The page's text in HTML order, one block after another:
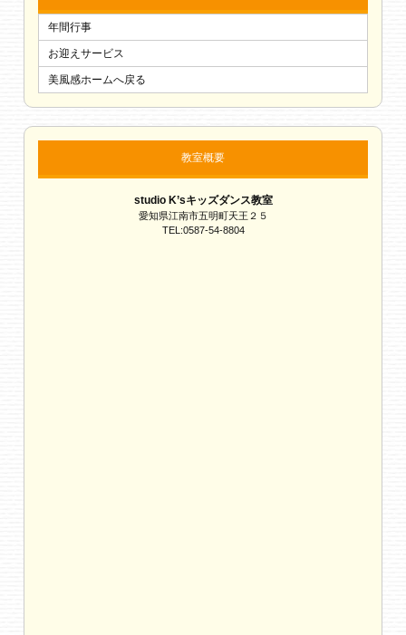
年間行事
お迎えサービス
美風感ホームへ戻る
教室概要
studio K’sキッズダンス教室
愛知県江南市五明町天王２５
TEL:0587-54-8804